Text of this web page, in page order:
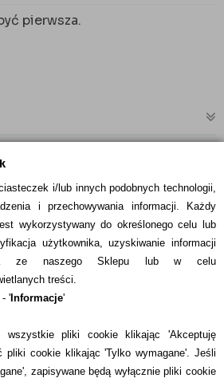
i/lub innych podobnych technologii,
i przechowywania informacji. Każdy
wykorzystywany do określonego celu lub
użytkownika, uzyskiwanie informacji
ze naszego Sklepu lub w celu
treści.
- 'Informacje'
wszystkie pliki cookie klikając 'Akceptuję
pliki cookie klikając 'Tylko wymagane'. Jeśli
zapisywane będą wyłącznie pliki cookie
pierwsza.
KONTAKTOWE